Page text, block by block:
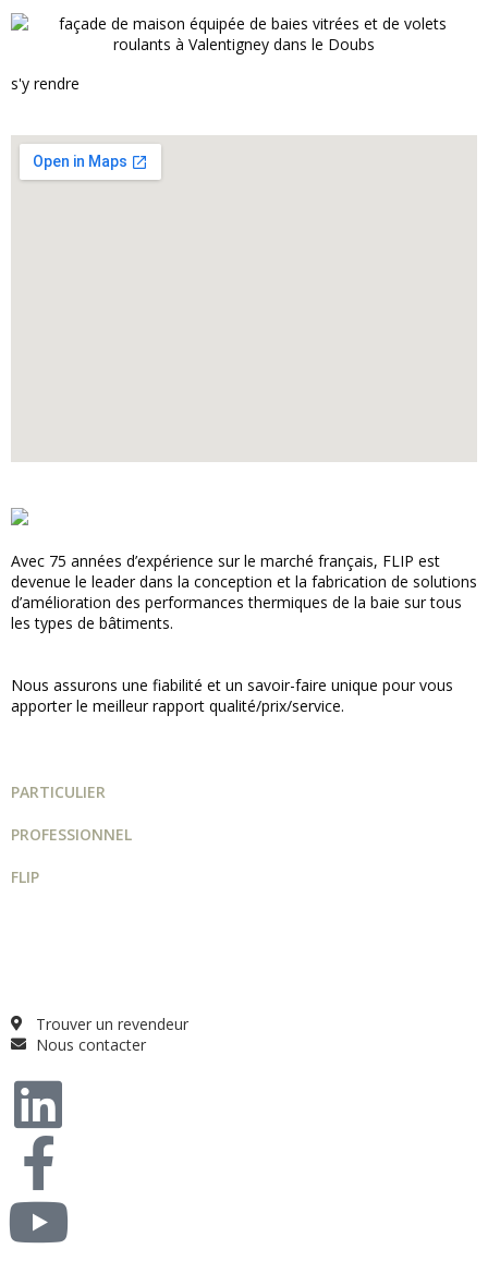
s'y rendre
Avec 75 années d’expérience sur le marché français, FLIP est
devenue le leader dans la conception et la fabrication de solutions
d’amélioration des performances thermiques de la baie sur tous
les types de bâtiments.
Nous assurons une fiabilité et un savoir-faire unique pour vous
apporter le meilleur rapport qualité/prix/service.
PARTICULIER
PROFESSIONNEL
FLIP
Trouver un revendeur
Nous contacter